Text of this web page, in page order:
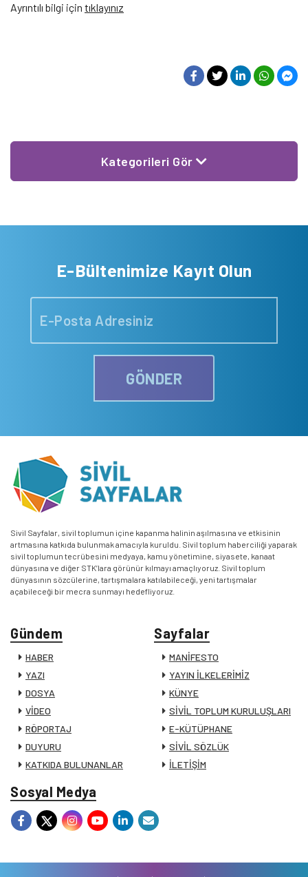
Ayrıntılı bilgi için tıklayınız
Kategorileri Gör
E-Bültenimize Kayıt Olun
GÖNDER
Sivil Sayfalar, sivil toplumun içine kapanma halinin aşılmasına ve etkisinin
artmasına katkıda bulunmak amacıyla kuruldu. Sivil toplum haberciliği yaparak
sivil toplumun tecrübesini medyaya, kamu yönetimine, siyasete, kanaat
dünyasına ve diğer STK’lara görünür kılmayı amaçlıyoruz. Sivil toplum
dünyasının sözcülerine, tartışmalara katılabileceği, yeni tartışmalar
açabileceği bir mecra sunmayı hedefliyoruz.
Gündem
HABER
YAZI
DOSYA
VİDEO
RÖPORTAJ
DUYURU
KATKIDA BULUNANLAR
Sayfalar
MANİFESTO
YAYIN İLKELERİMİZ
KÜNYE
SİVİL TOPLUM KURULUŞLARI
E-KÜTÜPHANE
SİVİL SÖZLÜK
İLETİŞİM
Sosyal Medya